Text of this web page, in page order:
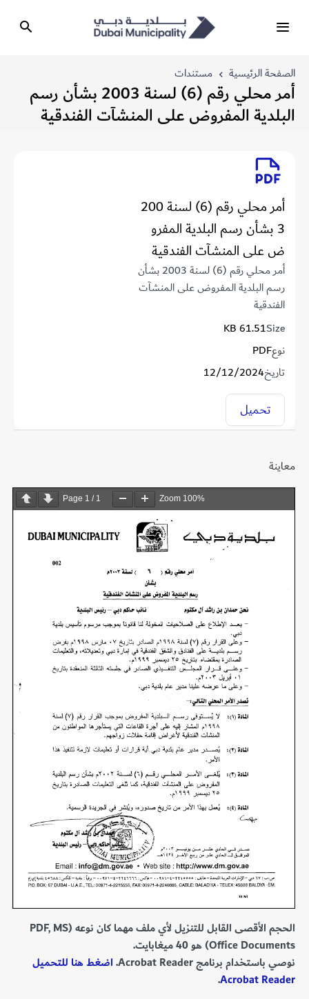
الصفحة الرئيسية مستندات
أمر محلي رقم (6) لسنة 2003 بشأن رسم
البلدية المفروض على المنشآت الفندقية
أمر محلي رقم (6) لسنة 200
3 بشأن رسم البلدية المفرو
ض على المنشآت الفندقية
أمر محلي رقم (6) لسنة 2003 بشأن
رسم البلدية المفروض على المنشآت
الفندقية
Size
61.51 KB
نوعPDF
تاريخ12/12/2024
تحميل
معاينة
Page 1 / 1 Zoom 100%
الحجم الأقصى القابل للتنزيل لأي ملف مهما كان نوعه (PDF, MS
Office Documents) هو 40 ميغابايت.
نوصي باستخدام برنامج Acrobat Reader.
اضغط هنا للتحميل
Acrobat Reader
.